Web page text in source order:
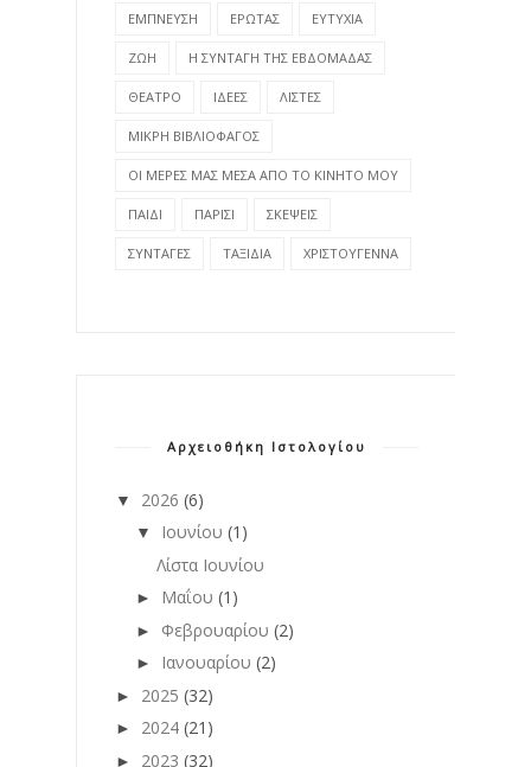
ΕΜΠΝΕΥΣΗ ΕΡΩΤΑΣ ΕΥΤΥΧΙΑ
ΖΩΗ Η ΣΥΝΤΑΓΗ ΤΗΣ ΕΒΔΟΜΑΔΑΣ
ΘΕΑΤΡΟ ΙΔΕΕΣ ΛΙΣΤΕΣ
ΜΙΚΡΗ ΒΙΒΛΙΟΦΑΓΟΣ
ΟΙ ΜΕΡΕΣ ΜΑΣ ΜΕΣΑ ΑΠΟ ΤΟ ΚΙΝΗΤΟ ΜΟΥ
ΠΑΙΔΙ ΠΑΡΙΣΙ ΣΚΕΨΕΙΣ
ΣΥΝΤΑΓΕΣ ΤΑΞΙΔΙΑ ΧΡΙΣΤΟΥΓΕΝΝΑ
Αρχειοθήκη Ιστολογίου
▼ 2026 (6)
▼ Ιουνίου (1)
Λίστα Ιουνίου
► Μαΐου (1)
► Φεβρουαρίου (2)
► Ιανουαρίου (2)
► 2025 (32)
► 2024 (21)
► 2023 (32)